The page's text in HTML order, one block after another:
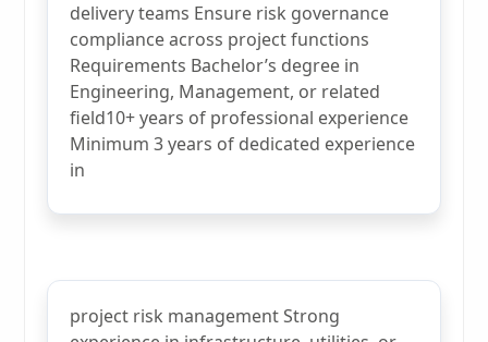
delivery teams Ensure risk governance
compliance across project functions
Requirements Bachelor’s degree in
Engineering, Management, or related
field10+ years of professional experience
Minimum 3 years of dedicated experience
in
project risk management Strong